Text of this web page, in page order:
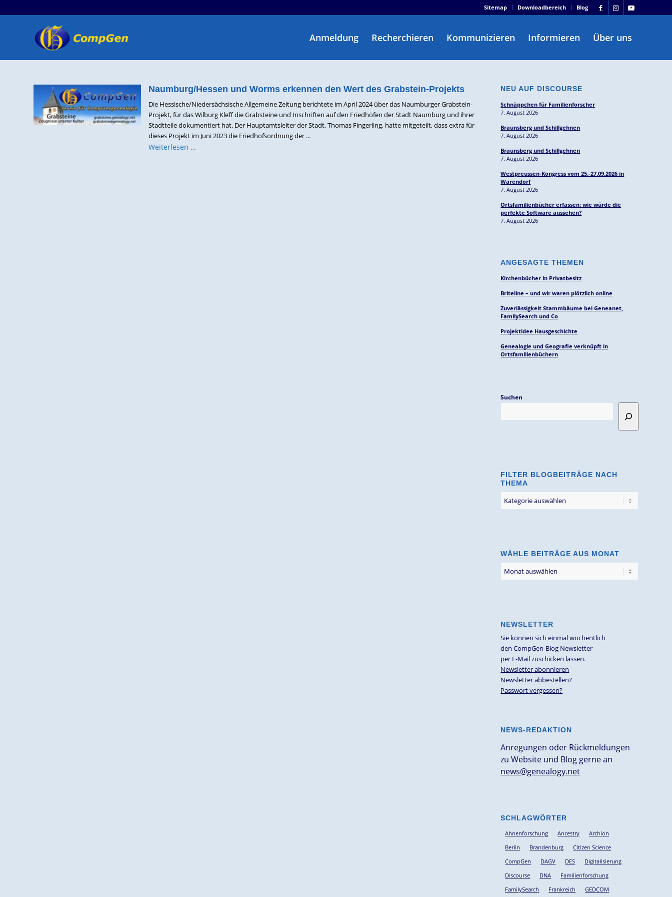
Sitemap Downloadbereich Blog
Anmeldung Recherchieren Kommunizieren Informieren Über uns
Naumburg/Hessen und Worms erkennen den Wert des Grabstein-Projekts
Die Hessische/Niedersächsische Allgemeine Zeitung berichtete im April 2024 über das Naumburger Grabstein-
Projekt, für das Wilburg Kleff die Grabsteine und Inschriften auf den Friedhöfen der Stadt Naumburg und ihrer
Stadtteile dokumentiert hat. Der Hauptamtsleiter der Stadt, Thomas Fingerling, hatte mitgeteilt, dass extra für
dieses Projekt im Juni 2023 die Friedhofsordnung der ...
Weiterlesen …
NEU AUF DISCOURSE
Schnäppchen für Familienforscher
7. August 2026
Braunsberg und Schillgehnen
7. August 2026
Braunsberg und Schillgehnen
7. August 2026
Westpreussen-Kongress vom 25.-27.09.2026 in
Warendorf
7. August 2026
Ortsfamilienbücher erfassen: wie würde die
perfekte Software aussehen?
7. August 2026
ANGESAGTE THEMEN
Kirchenbücher in Privatbesitz
Briteline – und wir waren plötzlich online
Zuverlässigkeit Stammbäume bei Geneanet,
FamilySearch und Co
Projektidee Hausgeschichte
Genealogie und Geografie verknüpft in
Ortsfamilienbüchern
Suchen
FILTER BLOGBEITRÄGE NACH
THEMA
Blogbeiträge
WÄHLE BEITRÄGE AUS MONAT
NEWSLETTER
Sie können sich einmal wöchentlich
den CompGen-Blog Newsletter
per E-Mail zuschicken lassen.
Newsletter abonnieren
Newsletter abbestellen?
Passwort vergessen?
NEWS-REDAKTION
Anregungen oder Rückmeldungen
zu Website und Blog gerne an
news@genealogy.net
SCHLAGWÖRTER
Ahnenforschung Ancestry
Archion
Berlin
Brandenburg
Citizen Science
CompGen
DAGV DES
Digitalisierung
Discourse
DNA
Familienforschung
FamilySearch
Frankreich
GEDCOM